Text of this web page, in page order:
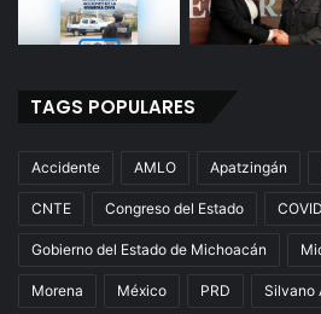
TAGS POPULARES
Accidente AMLO Apatzingán
CNTE Congreso del Estado
Gobierno del Estado de Michoacán
Morena México PRD Silvano